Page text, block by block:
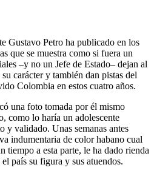
Gustavo Petro ha publicado en los
que se muestra como si fuera un
–y no un Jefe de Estado– dejan al
carácter y también dan pistas del
Colombia en estos cuatro años.
una foto tomada por él mismo
como lo haría un adolescente
y validado. Unas semanas antes
indumentaria de color habano cual
tiempo a esta parte, le ha dado rienda
país su figura y sus atuendos.